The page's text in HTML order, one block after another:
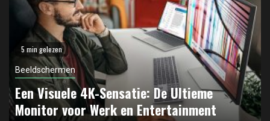
5 min gelezen
Beeldschermen
Een Visuele 4K-Sensatie: De Ultieme
Monitor voor Werk en Entertainment